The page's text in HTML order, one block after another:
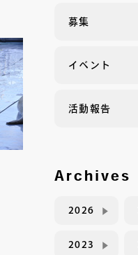
募集
イベント
活動報告
Archives
2026
2023